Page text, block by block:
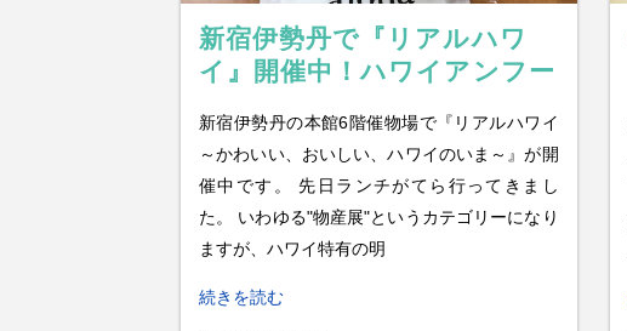
新宿伊勢丹で『リアルハワ
イ』開催中！ハワイアンフー
ど
新宿伊勢丹の本館6階催物場で『リアルハワイ
～かわいい、おいしい、ハワイのいま～』が開
催中です。 先日ランチがてら行ってきまし
た。 いわゆる"物産展"というカテゴリーになり
ますが、ハワイ特有の明
続きを読む